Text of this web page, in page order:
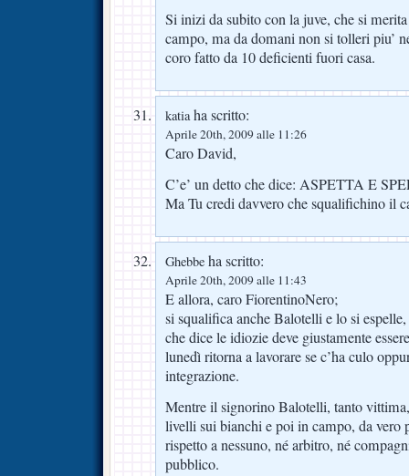
Si inizi da subito con la juve, che si
campo, ma da domani non si tolleri piu’
coro fatto da 10 deficienti fuori casa.
katiaha scritto:
Aprile 20th, 2009 alle 11:26
Caro David,
C’e’ un detto che dice: ASPETTA E
Ma Tu credi davvero che squalifichino il
Ghebbe ha scritto:
Aprile 20th, 2009 alle 11:43
E allora, caro FiorentinoNero;
si squalifica anche Balotelli e lo si
che dice le idiozie deve giustamente
lunedì ritorna a lavorare se c’ha culo
integrazione.
Mentre il signorino Balotelli, tanto
livelli sui bianchi e poi in campo, da vero
rispetto a nessuno, né arbitro, né
pubblico.